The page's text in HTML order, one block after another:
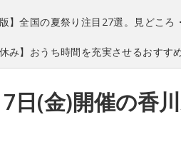
】全国の夏祭り注目27選。見どころ
休み】おうち時間を充実させるおすす
日(金)開催の香